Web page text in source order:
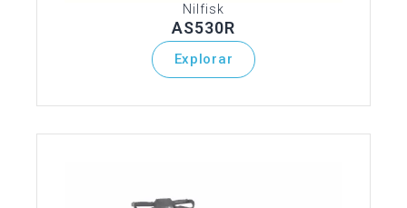
Nilfisk
AS530R
Explorar